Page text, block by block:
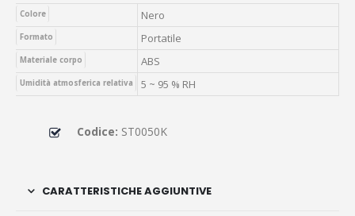
Colore Nero
Formato Portatile
Materiale corpo ABS
Umidità atmosferica relativa 5 ~ 95 % RH
Codice: ST0050K
CARATTERISTICHE AGGIUNTIVE